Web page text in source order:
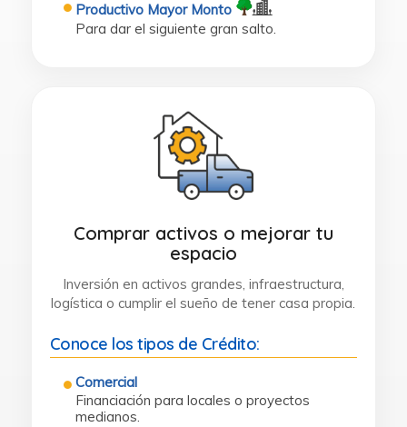
Productivo Mayor Monto
Para dar el siguiente gran salto.
Comprar activos o mejorar tu
espacio
Inversión en activos grandes, infraestructura,
logística o cumplir el sueño de tener casa propia.
Conoce los tipos de Crédito:
Comercial
Financiación para locales o proyectos
medianos.